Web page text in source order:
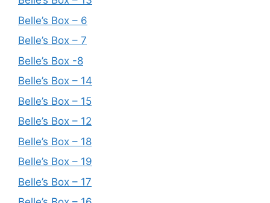
Belle’s Box – 6
Belle’s Box – 7
Belle’s Box -8
Belle’s Box – 14
Belle’s Box – 15
Belle’s Box – 12
Belle’s Box – 18
Belle’s Box – 19
Belle’s Box – 17